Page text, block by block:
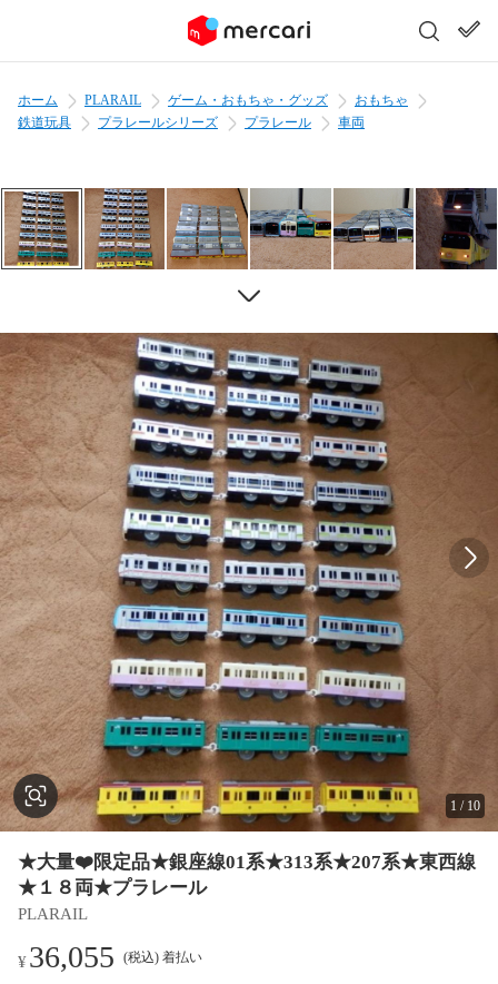
ホーム PLARAIL ゲーム・おもちゃ・グッズ
おもちゃ
鉄道玩具
プラレールシリーズ プラレール 車両
1 / 10
★大量❤️限定品★銀座線01系★313系★207系★東西線
★１８両★プラレール
PLARAIL
¥36,055 (税込) 着払い